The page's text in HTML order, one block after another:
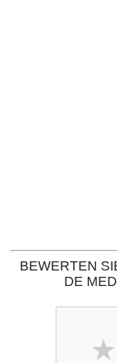
BEWERTEN
DE